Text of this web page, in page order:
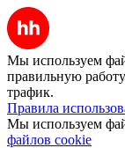
Мы используем
правильную
трафик.
Правила
Мы используем
файлов cookie